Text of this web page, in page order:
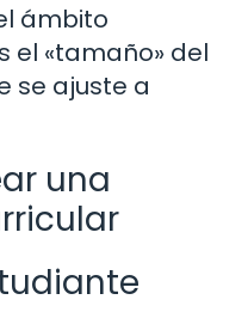
ámbito
el «tamaño» del
se ajuste a
una